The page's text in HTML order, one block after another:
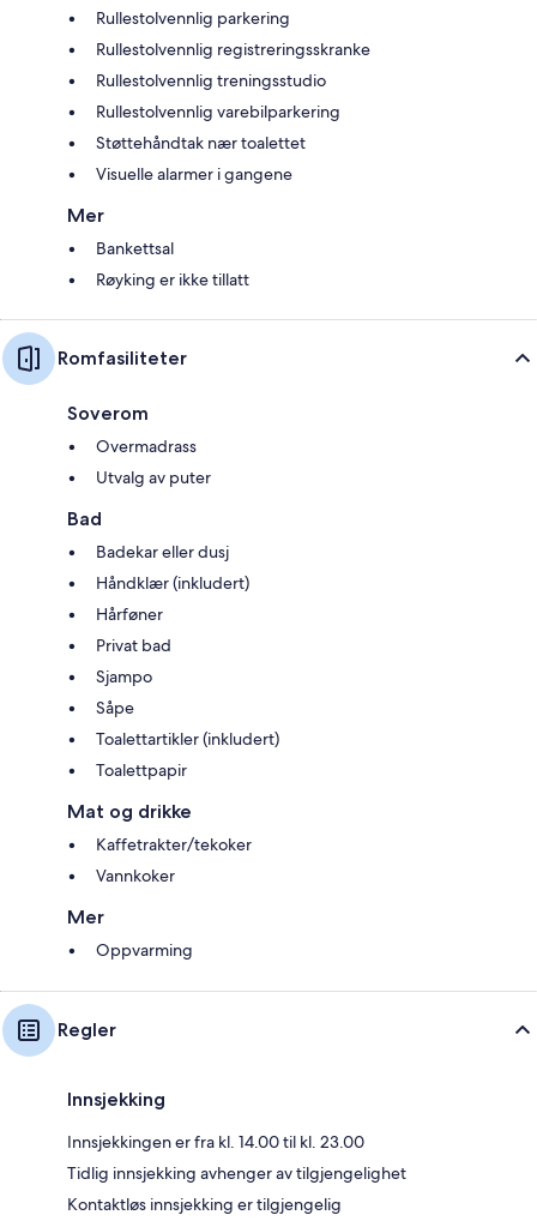
Rullestolvennlig parkering
Rullestolvennlig registreringsskranke
Rullestolvennlig treningsstudio
Rullestolvennlig varebilparkering
Støttehåndtak nær toalettet
Visuelle alarmer i gangene
Mer
Bankettsal
Røyking er ikke tillatt
Romfasiliteter
Soverom
Overmadrass
Utvalg av puter
Bad
Badekar eller dusj
Håndklær (inkludert)
Hårføner
Privat bad
Sjampo
Såpe
Toalettartikler (inkludert)
Toalettpapir
Mat og drikke
Kaffetrakter/tekoker
Vannkoker
Mer
Oppvarming
Regler
Innsjekking
Innsjekkingen er fra kl. 14.00 til kl. 23.00
Tidlig innsjekking avhenger av tilgjengelighet
Kontaktløs innsjekking er tilgjengelig